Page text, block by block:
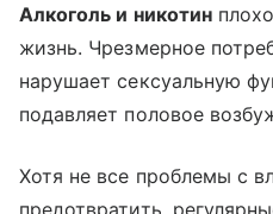
Алкоголь и никотин
жизнь. Чрезмерное
нарушает сексуальную
подавляет половое
Хотя не все проблемы с
предотвратить,